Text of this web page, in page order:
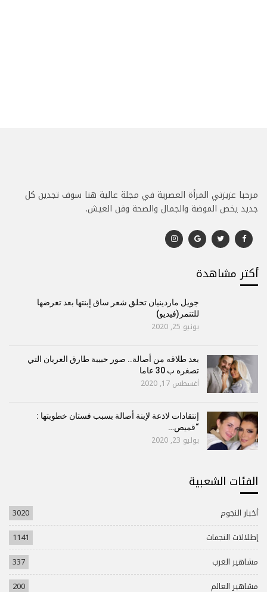
مرحبا عزيزتي المرأة العصرية في مجلة عالية هنا سوف تجدين كل
جديد يخص الموضة والجمال والصحة وفن العيش.
أكتر مشاهدة
جويل ماردينيان تحلق شعر ساق إبنتها بعد تعرضها
للتنمر(فيديو)
يونيو 25, 2020
بعد طلاقه من أصالة.. صور حبيبة طارق العريان التي
تصغره ب 30 عاما
أغسطس 17, 2020
إنتقادات لاذعة لإبنة أصالة بسبب فستان خطوبتها :
“قميص…
يوليو 23, 2020
الفئات الشعبية
أخبار النجوم
3020
إطلالات النجمات
1141
مشاهير العرب
337
مشاهير العالم
200